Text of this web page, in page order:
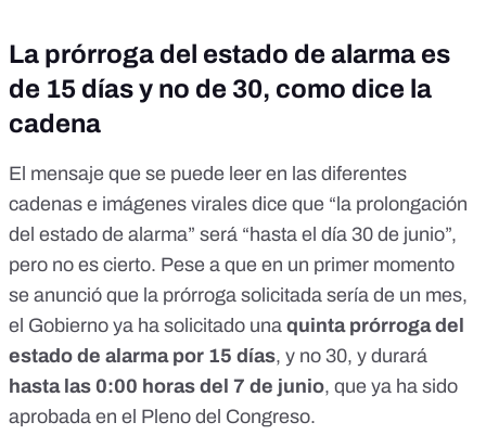
La prórroga del estado de alarma es
de 15 días y no de 30, como dice la
cadena
El mensaje que se puede leer en las diferentes
cadenas e imágenes virales dice que “la prolongación
del estado de alarma” será “hasta el día 30 de junio”,
pero no es cierto. Pese a que en un primer momento
se anunció que la prórroga solicitada sería de un mes,
el Gobierno ya ha solicitado una quinta prórroga del
estado de alarma por 15 días, y no 30, y durará
hasta las 0:00 horas del 7 de junio, que ya ha sido
aprobada en el Pleno del Congreso.